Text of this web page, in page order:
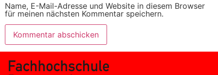
Name, E-Mail-Adresse und Website in diesem Browser
für meinen nächsten Kommentar speichern.